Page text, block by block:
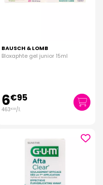
BAUSCH & LOMB
Bloxaphte gel junior 15ml
6€95
463€33/l.